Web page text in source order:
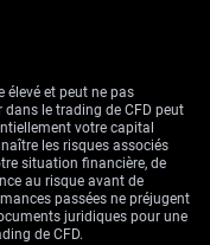
— nous anticipons la
de trois mois au-
de cap et
un dollar
ce qui pèse sur la
perdurera tant
parmi ses pairs.
élevé et peut ne pas
dans le trading de CFD peut
votre capital
les risques associés
situation financière, de
au risque avant de
passées ne préjugent
juridiques pour une
de CFD.